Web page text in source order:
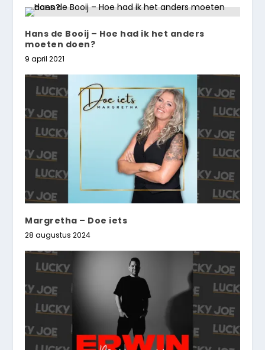
Hans de Booij – Hoe had ik het anders
moeten doen?
9 april 2021
Margretha – Doe iets
28 augustus 2024